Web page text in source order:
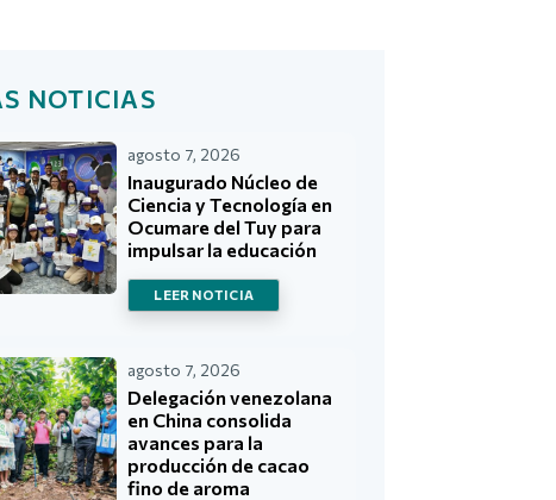
NOTICIAS
agosto 7, 2026
Inaugurado Núcleo de
Ciencia y Tecnología en
Ocumare del Tuy para
impulsar la educación
LEER NOTICIA
agosto 7, 2026
Delegación venezolana
en China consolida
avances para la
producción de cacao
fino de aroma